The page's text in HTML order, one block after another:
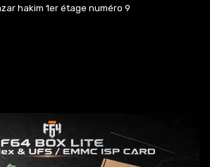
hakim 1er étage numéro 9